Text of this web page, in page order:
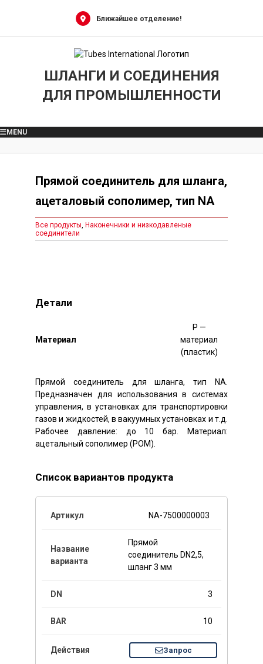
Ближайшее отделение!
ШЛАНГИ И СОЕДИНЕНИЯ
ДЛЯ ПРОМЫШЛЕННОСТИ
MENU
Прямой соединитель для шланга,
ацеталовый сополимер, тип NA
Все продукты, Наконечники и низкодавленые
соединители
Детали
Mатериал
P —
материал
(пластик)
Прямой соединитель для шланга, тип NA.
Предназначен для использования в системах
управления, в установках для транспортировки
газов и жидкостей, в вакуумных установках и т.д.
Рабочее давление: до 10 бар. Материал:
ацетальный сополимер (POM).
Список вариантов продукта
NA-7500000003
Прямой
соединитель DN2,5,
шланг 3 мм
3
10
Запрос